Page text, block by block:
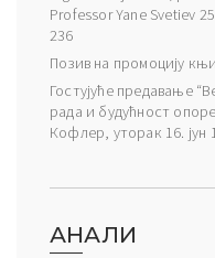
Professor Yane Svetiev
236
Позив на промоцију
Гостујуће предавање
рада и будућност
Кофлер, уторак 16. јун
АНАЛИ